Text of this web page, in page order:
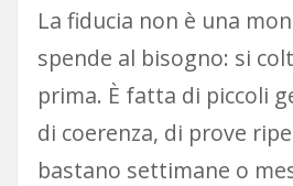
La fiducia non è una
spende al bisogno: si
prima. È fatta di piccoli
di coerenza, di prove
bastano settimane o